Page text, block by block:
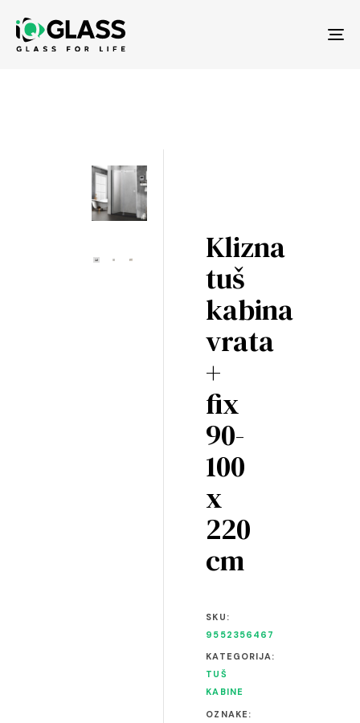
Klizna
tuš
kabina
vrata
+
fix
90-
100
x
220
cm
SKU:
9552356467
KATEGORIJA:
TUŠ
KABINE
OZNAKE: